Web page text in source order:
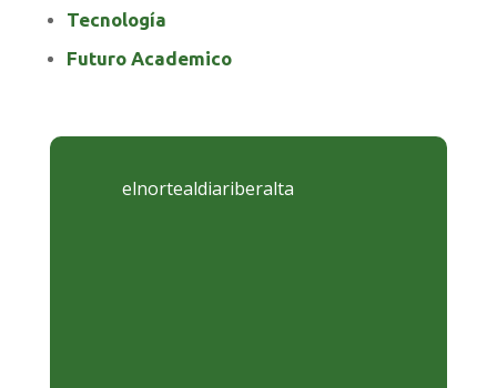
Tecnología
Futuro Academico
elnortealdiariberalta